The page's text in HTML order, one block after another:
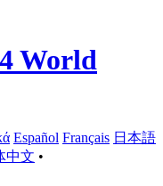
World
Español Français 日本語
中文 •